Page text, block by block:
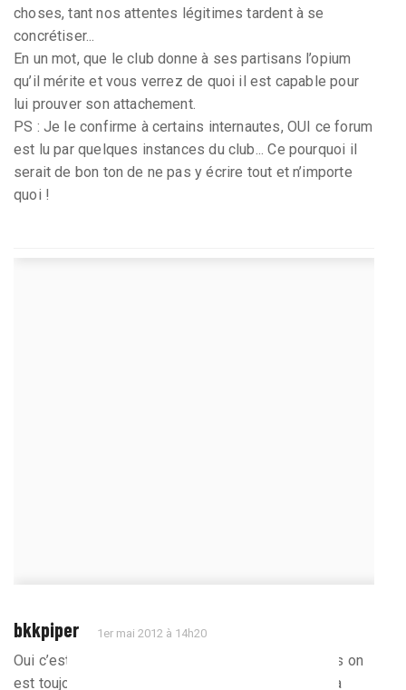
choses, tant nos attentes légitimes tardent à se
concrétiser...
En un mot, que le club donne à ses partisans l’opium
qu’il mérite et vous verrez de quoi il est capable pour
lui prouver son attachement.
PS : Je le confirme à certains internautes, OUI ce forum
est lu par quelques instances du club... Ce pourquoi il
serait de bon ton de ne pas y écrire tout et n’importe
quoi !
bkkpiper 1er mai 2012 à 14h20
Oui c’est bien de se stabiliser, mais si dans 20 ans on
est toujours au même point, seras-tu heureux de la